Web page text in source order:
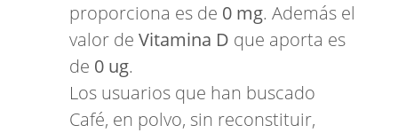
proporciona es de 0 mg. Además el
valor de Vitamina D que aporta es
de 0 ug.
Los usuarios que han buscado
Café, en polvo, sin reconstituir,